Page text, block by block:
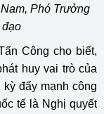
Phó Trưởng
Công cho biết,
huy vai trò của
đẩy mạnh công
tế là Nghị quyết